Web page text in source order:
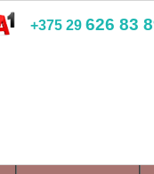
+375 29 626 83